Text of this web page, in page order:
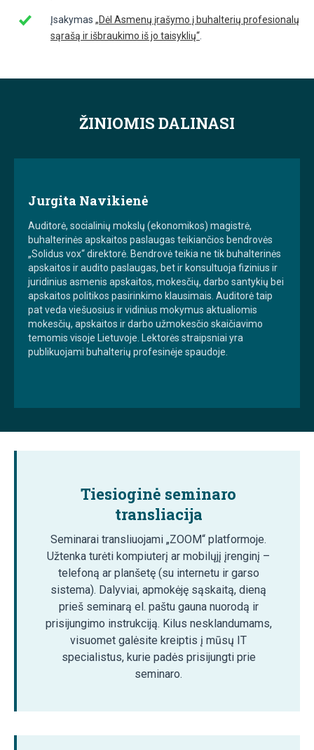
Įsakymas „Dėl Asmenų įrašymo į buhalterių profesionalų
sąrašą ir išbraukimo iš jo taisyklių“
ŽINIOMIS DALINASI
Jurgita Navikienė
Auditorė, socialinių mokslų (ekonomikos) magistrė,
buhalterinės apskaitos paslaugas teikiančios bendrovės
„Solidus vox“ direktorė. Bendrovė teikia ne tik buhalterinės
apskaitos ir audito paslaugas, bet ir konsultuoja fizinius ir
juridinius asmenis apskaitos, mokesčių, darbo santykių bei
apskaitos politikos pasirinkimo klausimais. Auditorė taip
pat veda viešuosius ir vidinius mokymus aktualiomis
mokesčių, apskaitos ir darbo užmokesčio skaičiavimo
temomis visoje Lietuvoje. Lektorės straipsniai yra
publikuojami buhalterių profesinėje spaudoje.
Tiesioginė seminaro
transliacija
Seminarai transliuojami „ZOOM“ platformoje.
Užtenka turėti kompiuterį ar mobilųjį įrenginį –
telefoną ar planšetę (su internetu ir garso
sistema). Dalyviai, apmokėję sąskaitą, dieną
prieš seminarą el. paštu gauna nuorodą ir
prisijungimo instrukciją. Kilus nesklandumams,
visuomet galėsite kreiptis į mūsų IT
specialistus, kurie padės prisijungti prie
seminaro.